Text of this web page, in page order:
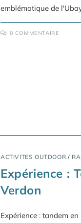
emblématique de
0 COMMENTAIRE
ACTIVITES OUTDOOR /
Expérience :
Verdon
Expérience : tandem